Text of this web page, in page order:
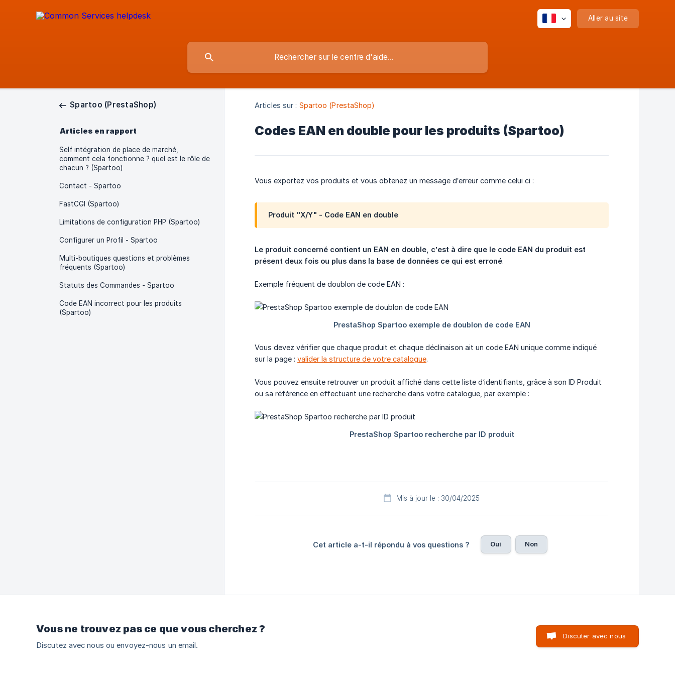
Aller au site
Spartoo (PrestaShop)
Articles en rapport
Self intégration de place de marché,
comment cela fonctionne ? quel est le rôle de
chacun ? (Spartoo)
Contact - Spartoo
FastCGI (Spartoo)
Limitations de configuration PHP (Spartoo)
Configurer un Profil - Spartoo
Multi-boutiques questions et problèmes
fréquents (Spartoo)
Statuts des Commandes - Spartoo
Code EAN incorrect pour les produits
(Spartoo)
Articles sur : Spartoo (PrestaShop)
Codes EAN en double pour les produits (Spartoo)
Vous exportez vos produits et vous obtenez un message d’erreur comme celui ci :
Produit "X/Y" - Code EAN en double
Le produit concerné contient un EAN en double, c’est à dire que le code EAN du produit est
présent deux fois ou plus dans la base de données ce qui est erroné.
Exemple fréquent de doublon de code EAN :
Vous devez vérifier que chaque produit et chaque déclinaison ait un code EAN unique comme indiqué
sur la page : valider la structure de votre catalogue.
Vous pouvez ensuite retrouver un produit affiché dans cette liste d’identifiants, grâce à son ID Produit
ou sa référence en effectuant une recherche dans votre catalogue, par exemple :
Mis à jour le : 30/04/2025
Cet article a-t-il répondu à vos questions ? Oui Non
Vous ne trouvez pas ce que vous cherchez ?
Discutez avec nous ou envoyez-nous un email.
Discuter avec nous